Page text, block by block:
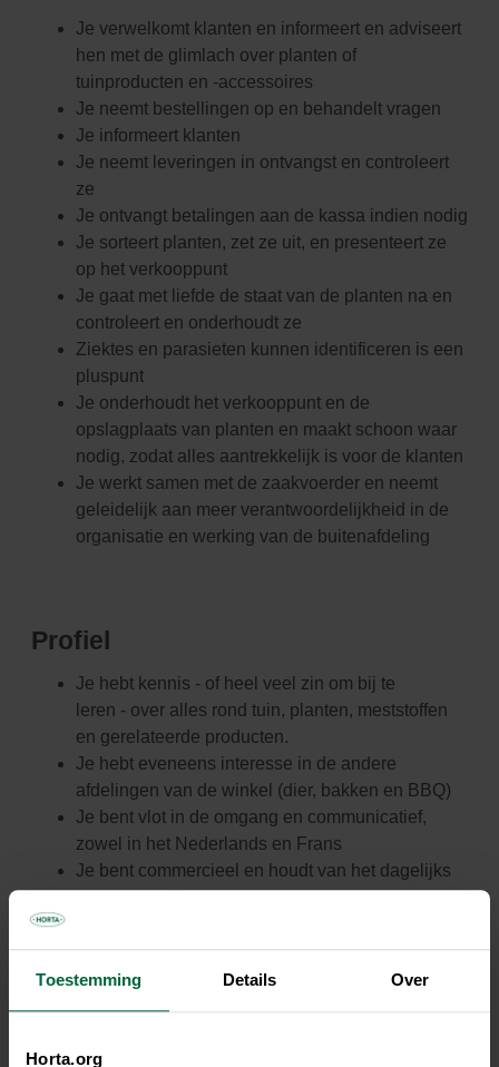
Toestemming Details Over
Horta.org
Je verwelkomt klanten en informeert en adviseert
hen met de glimlach over planten of
tuinproducten en -accessoires
Je neemt bestellingen op en behandelt vragen
Je informeert klanten
Je neemt leveringen in ontvangst en controleert
ze
Je ontvangt betalingen aan de kassa indien nodig
Je sorteert planten, zet ze uit, en presenteert ze
op het verkooppunt
Je gaat met liefde de staat van de planten na en
controleert en onderhoudt ze
Ziektes en parasieten kunnen identificeren is een
pluspunt
Je onderhoudt het verkooppunt en de
opslagplaats van planten en maakt schoon waar
nodig, zodat alles aantrekkelijk is voor de klanten
Je werkt samen met de zaakvoerder en neemt
geleidelijk aan meer verantwoordelijkheid in de
organisatie en werking van de buitenafdeling
Profiel
Je hebt kennis - of heel veel zin om bij te
leren - over alles rond tuin, planten, meststoffen
en gerelateerde producten.
Je hebt eveneens interesse in de andere
afdelingen van de winkel (dier, bakken en BBQ)
Je bent vlot in de omgang en communicatief,
zowel in het Nederlands en Frans
Je bent commercieel en houdt van het dagelijks
contact met klanten
werk en begeleidt anderen in hun werk.
Je denkt pro-actief na hoe de week er zal uitzien
verbetering.